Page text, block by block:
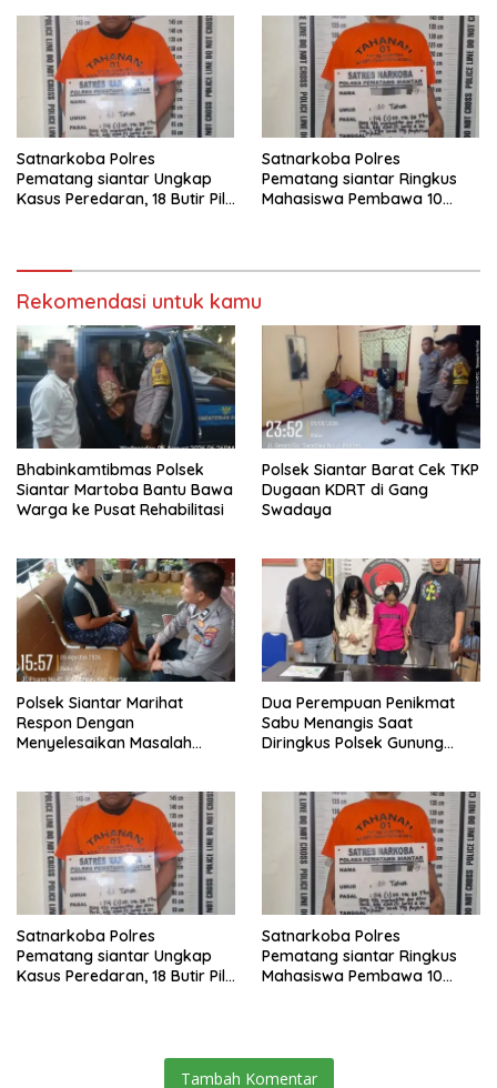
Satnarkoba Polres
Pematang siantar Ungkap
Kasus Peredaran, 18 Butir Pil
Satnarkoba Polres
Pematang siantar Ringkus
Mahasiswa Pembawa 10
Rekomendasi untuk kamu
Bhabinkamtibmas Polsek
Siantar Martoba Bantu Bawa
Warga ke Pusat Rehabilitasi
Polsek Siantar Barat Cek TKP
Dugaan KDRT di Gang
Swadaya
Polsek Siantar Marihat
Respon Dengan
Menyelesaikan Masalah
Dua Perempuan Penikmat
Sabu Menangis Saat
Diringkus Polsek Gunung
Satnarkoba Polres
Pematang siantar Ungkap
Kasus Peredaran, 18 Butir Pil
Satnarkoba Polres
Pematang siantar Ringkus
Mahasiswa Pembawa 10
Tambah Komentar